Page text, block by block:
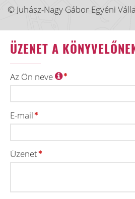
© Juhász-Nagy Gábor Egyéni
ÜZENET A
Az Ön neve
E-mail
Üzenet